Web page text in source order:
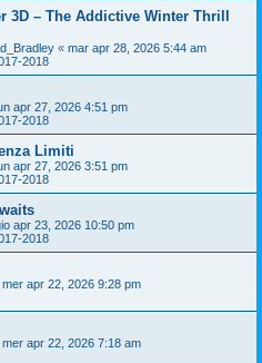
3D – The Addictive Winter Thrill
« mar apr 28, 2026 5:44 am
2018
apr 27, 2026 4:51 pm
2018
Limiti
apr 27, 2026 3:51 pm
2018
apr 23, 2026 10:50 pm
2018
mer apr 22, 2026 9:28 pm
mer apr 22, 2026 7:18 am